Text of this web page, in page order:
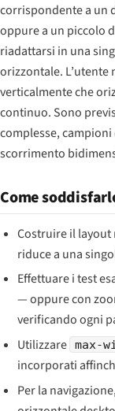
corrispondente a un
oppure a un piccolo
riadattarsi in una
orizzontale. L’utente
verticalmente che
continuo. Sono
complesse,
scorrimento
Come
Costruire il layout
riduce a una
Effettuare i test
— oppure con
verificando ogni
Utilizzare max-
incorporati
Per la